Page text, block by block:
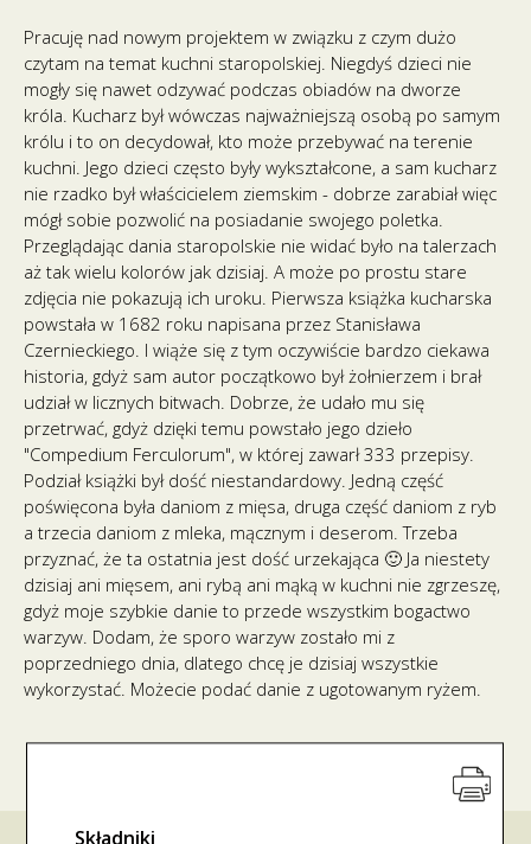
Pracuję nad nowym projektem w związku z czym dużo
czytam na temat kuchni staropolskiej. Niegdyś dzieci nie
mogły się nawet odzywać podczas obiadów na dworze
króla. Kucharz był wówczas najważniejszą osobą po samym
królu i to on decydował, kto może przebywać na terenie
kuchni. Jego dzieci często były wykształcone, a sam kucharz
nie rzadko był właścicielem ziemskim - dobrze zarabiał więc
mógł sobie pozwolić na posiadanie swojego poletka.
Przeglądając dania staropolskie nie widać było na talerzach
aż tak wielu kolorów jak dzisiaj. A może po prostu stare
zdjęcia nie pokazują ich uroku. Pierwsza książka kucharska
powstała w 1682 roku napisana przez Stanisława
Czernieckiego. I wiąże się z tym oczywiście bardzo ciekawa
historia, gdyż sam autor początkowo był żołnierzem i brał
udział w licznych bitwach. Dobrze, że udało mu się
przetrwać, gdyż dzięki temu powstało jego dzieło
"Compedium Ferculorum", w której zawarł 333 przepisy.
Podział książki był dość niestandardowy. Jedną część
poświęcona była daniom z mięsa, druga część daniom z ryb
a trzecia daniom z mleka, mącznym i deserom. Trzeba
przyznać, że ta ostatnia jest dość urzekająca 🙂 Ja niestety
dzisiaj ani mięsem, ani rybą ani mąką w kuchni nie zgrzeszę,
gdyż moje szybkie danie to przede wszystkim bogactwo
warzyw. Dodam, że sporo warzyw zostało mi z
poprzedniego dnia, dlatego chcę je dzisiaj wszystkie
wykorzystać. Możecie podać danie z ugotowanym ryżem.
Składniki